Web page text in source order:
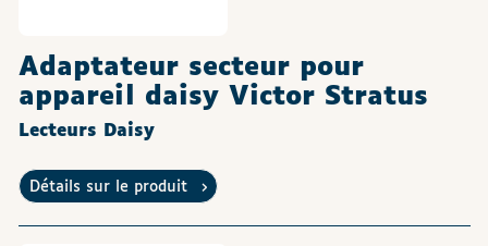
Adaptateur secteur pour
appareil daisy Victor Stratus
Lecteurs Daisy
Détails sur le produit